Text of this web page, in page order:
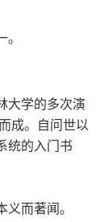
大学的多次演
成。自问世以
统的入门书
而著闻。